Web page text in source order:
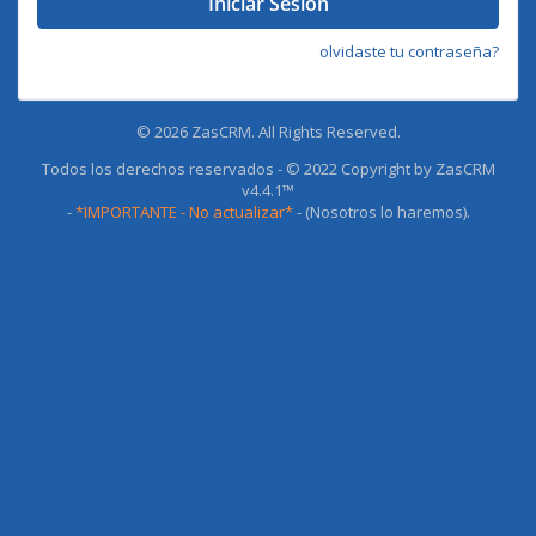
olvidaste tu contraseña?
© 2026 ZasCRM. All Rights Reserved.
Todos los derechos reservados - © 2022 Copyright by ZasCRM
v4.4.1™
-*IMPORTANTE - No actualizar*- (Nosotros lo haremos).